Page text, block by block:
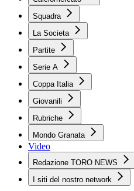
Squadra
La Societa
Partite
Serie A
Coppa Italia
Giovanili
Rubriche
Mondo Granata
Video
Redazione TORO NEWS
I siti del nostro network